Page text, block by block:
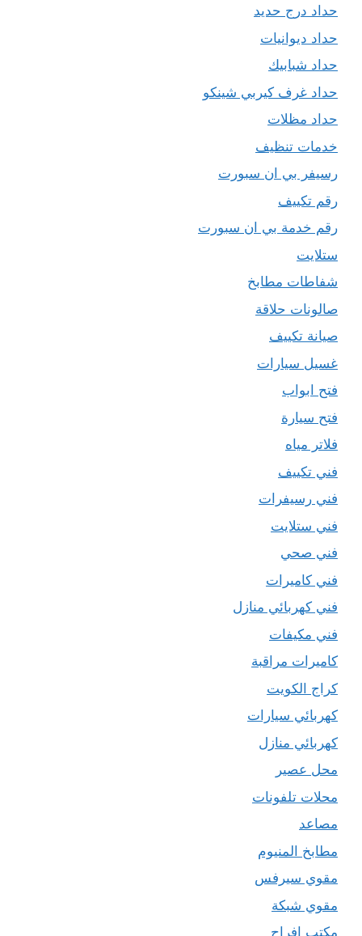
حداد درج حديد
حداد ديوانيات
حداد شبابيك
حداد غرف كيربي شينكو
حداد مظلات
خدمات تنظيف
رسيفر بي ان سبورت
رقم تكييف
رقم خدمة بي ان سبورت
ستلايت
شفاطات مطابخ
صالونات حلاقة
صيانة تكييف
غسيل سيارات
فتح ابواب
فتح سيارة
فلاتر مياه
فني تكييف
فني رسيفرات
فني ستلايت
فني صحي
فني كاميرات
فني كهربائي منازل
فني مكيفات
كاميرات مراقبة
كراج الكويت
كهربائي سيارات
كهربائي منازل
محل عصير
محلات تلفونات
مصاعد
مطابخ المنيوم
مقوي سيرفس
مقوي شبكة
مكتب افراح